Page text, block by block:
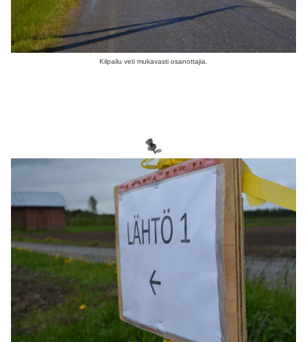
Kilpailu veti mukavasti osanottajia.